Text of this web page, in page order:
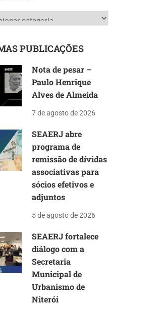
PUBLICAÇÕES
Nota de pesar –
Paulo Henrique
Alves de Almeida
7 de agosto de 2026
SEAERJ abre
programa de
remissão de dívidas
associativas para
sócios efetivos e
adjuntos
5 de agosto de 2026
SEAERJ fortalece
diálogo com a
Secretaria
Municipal de
Urbanismo de
Niterói